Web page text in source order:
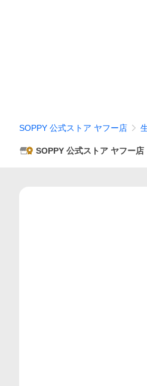
SOPPY 公式ストア ヤフー店
SOPPY 公式ストア ヤフー店